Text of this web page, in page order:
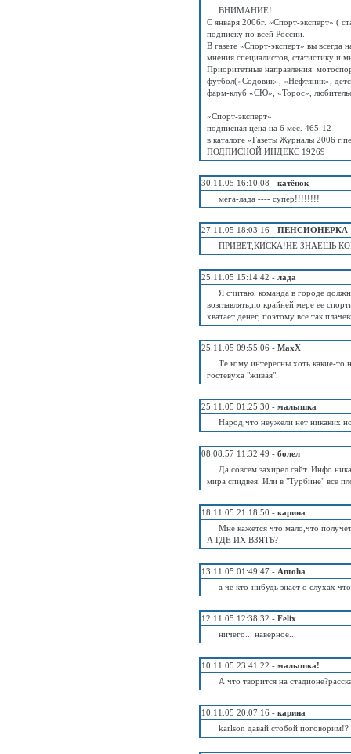
ВНИМАНИЕ!
С января 2006г. «Спорт-эксперт» (
подписку по всей России.
В газете «Спорт-эксперт» вы всегда
мнения специалистов, статистику и
Приоритетные направления:
футбол(«Содовик», «Нефтяник»,
фарм-клуб «СЮ», «Торос»,
«Спорт-эксперт»
подписная цена на 6 мес. 465-12
в каталоге «Газеты Журналы 2006
ПОДПИСНОЙ ИНДЕКС 19269
30.11.05 16:10:08 - катёнок
мега-лада ---- супер!!!!!!!!
27.11.05 18:03:16 - ПЕНСИОНЕРКА
ПРИВЕТ,КИСКА!НЕ ЗНАЕШЬ
25.11.05 15:14:42 - лада
Я считаю, команда в городе
возглавлять,по крайней мере ее
хватает денег, поэтому все так
25.11.05 09:55:06 - MaxX
Те кому интересны хоть какие-
гостевуха "живая".
25.11.05 01:25:30 - малышка
Народ,что неужели нет никаких
08.08.57 11:32:49 - болел
Да совсем захирел сайт. Инфо
мира спидвея. Или в "Турбине" все
18.11.05 21:18:50 - карина
Мне кажется что мало,что
А ГДЕ ИХ ВЗЯТЬ?
13.11.05 01:49:47 - Antoha
а че кто-нибудь знает о слухах
12.11.05 12:38:32 - Felix
ничего... наверное...
10.11.05 23:41:22 - малышка!
А что творится на
10.11.05 20:07:16 - карина
karlson давай стобой